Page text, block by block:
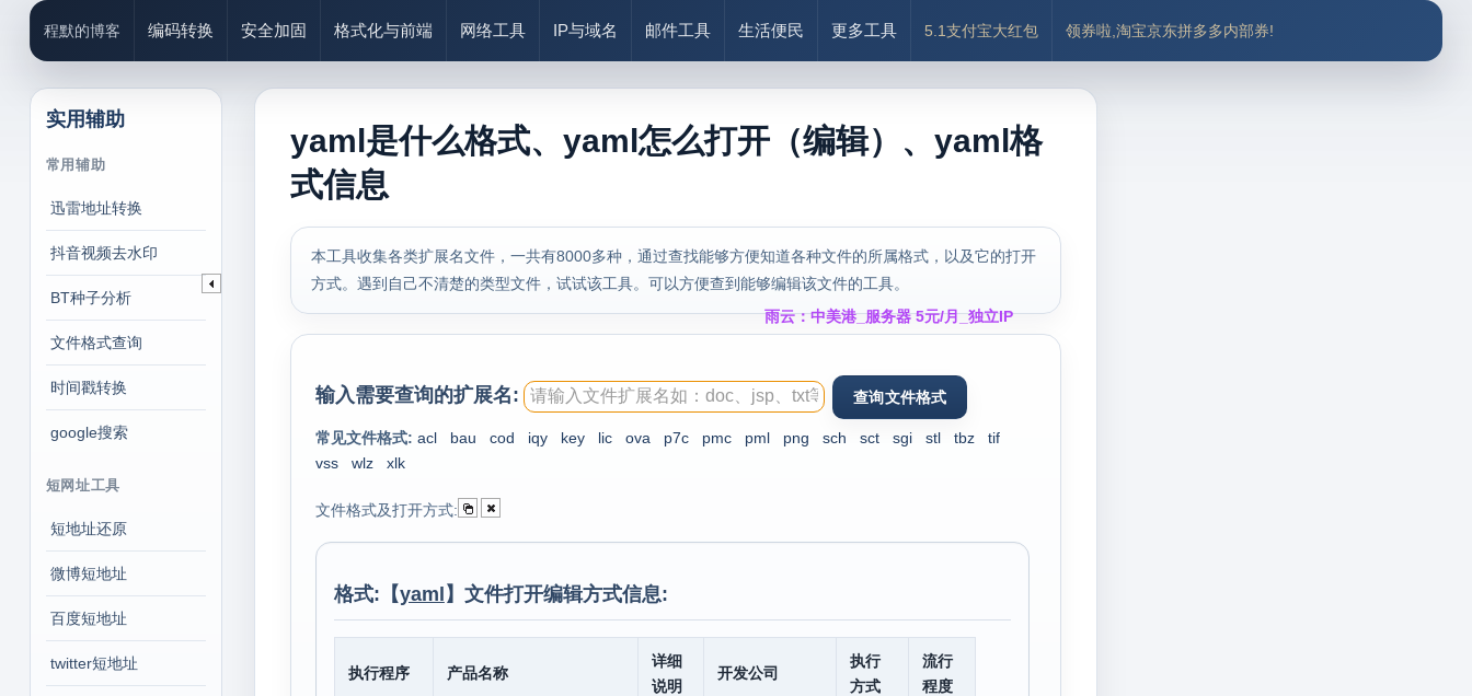
程默的博客 编码转换 安全加固 格式化与前端 网络工具 IP与域名 邮件工具 生活便民 更多工具 5.1支付宝大红包 领券啦,淘宝京东拼多多内部券!
实用辅助
常用辅助
迅雷地址转换
抖音视频去水印
BT种子分析
文件格式查询
时间戳转换
google搜索
短网址工具
短地址还原
微博短地址
百度短地址
twitter短地址
yaml是什么格式、yaml怎么打开（编辑）、yaml格
式信息
本工具收集各类扩展名文件，一共有8000多种，通过查找能够方便知道各种文件的所属格式，以及它的打开
方式。遇到自己不清楚的类型文件，试试该工具。可以方便查到能够编辑该文件的工具。
雨云：中美港_服务器 5元/月_独立IP
输入需要查询的扩展名:
常见文件格式: acl bau cod iqy key lic ova p7c pmc pml png sch sct sgi stl tbz
tif
vss
wlz xlk
文件格式及打开方式:
格式:【yaml 】文件打开编辑方式信息:
执行程序 产品名称
详细
说明
开发公司
执行
方式
流行
程度